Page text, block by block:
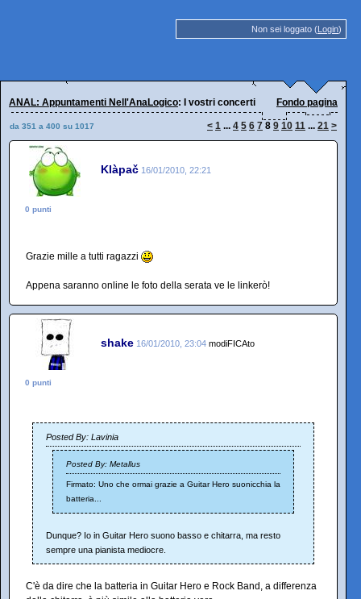
Non sei loggato (Login)
ANAL: Appuntamenti Nell'AnaLogico: I vostri concerti Fondo pagina
da 351 a 400 su 1017 < 1 ... 4 5 6 7 8 9 10 11 ... 21 >
Klàpač 16/01/2010, 22:21
0 punti
Grazie mille a tutti ragazzi
Appena saranno online le foto della serata ve le linkerò!
shake 16/01/2010, 23:04 modiFICAto
0 punti
Posted By: Lavinia
Posted By: Metallus
Firmato: Uno che ormai grazie a Guitar Hero suonicchia la
batteria...
Dunque? Io in Guitar Hero suono basso e chitarra, ma resto
sempre una pianista mediocre.
C'è da dire che la batteria in Guitar Hero e Rock Band, a differenza